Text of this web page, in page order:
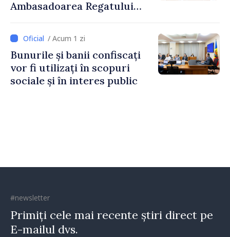
Ambasadoarea Regatului
Irlandei de Nord, Fern
Horine / Acum 1 zi
Bunurile și banii confiscați
vor fi utilizați în scopuri
sociale și în interes public
#newsletter
Primiți cele mai recente știri direct pe
E-mailul dvs.